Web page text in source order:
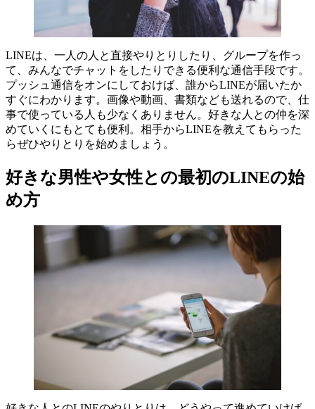
LINEは、一人の人と直接やりとりしたり、グループを作っ
て、みんなでチャットをしたりできる便利な通信手段です。
プッシュ通信をオンにしておけば、誰からLINEが届いたか
すぐにわかります。画像や動画、書類なども送れるので、仕
事で使っている人も少なくありません。好きな人との仲を深
めていくにもとても便利。相手からLINEを教えてもらった
らぜひやりとりを始めましょう。
好きな男性や女性との最初のLINEの始
め方